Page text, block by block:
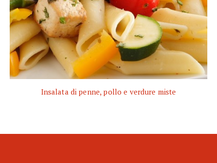
Insalata di penne, pollo e verdure miste